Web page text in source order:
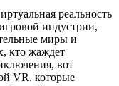
реальность
индустрии,
миры и
кто жаждет
вот
VR, которые